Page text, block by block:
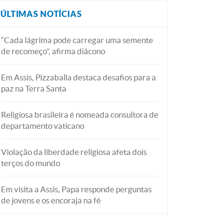
ÚLTIMAS NOTÍCIAS
“Cada lágrima pode carregar uma semente
de recomeço”, afirma diácono
Em Assis, Pizzaballa destaca desafios para a
paz na Terra Santa
Religiosa brasileira é nomeada consultora de
departamento vaticano
Violação da liberdade religiosa afeta dois
terços do mundo
Em visita a Assis, Papa responde perguntas
de jovens e os encoraja na fé